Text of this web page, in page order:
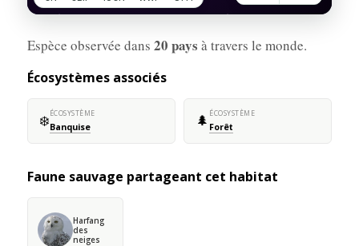
Espèce observée dans 20 pays à travers le monde.
Écosystèmes associés
❄️ÉCOSYSTÈME
Banquise 🌲 ÉCOSYSTÈME
Forêt
Faune sauvage partageant cet habitat
Harfang
des
neiges